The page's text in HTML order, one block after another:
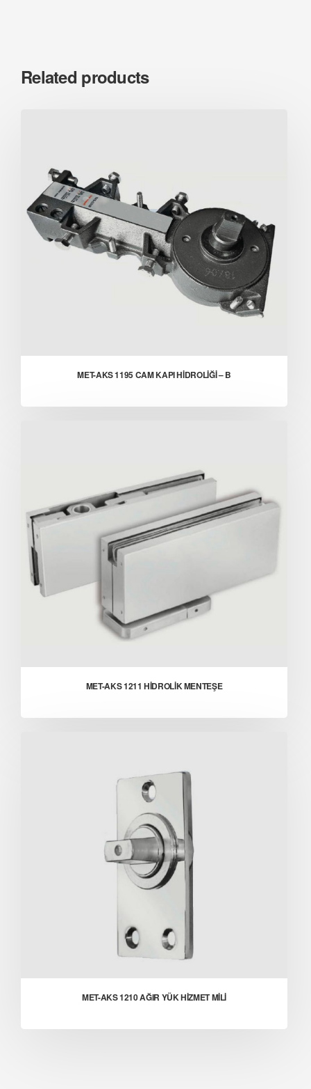
Related products
MET-AKS 1195 CAM KAPI HİDROLİĞİ – B
MET-AKS 1211 HİDROLİK MENTEŞE
MET-AKS 1210 AĞIR YÜK HİZMET MİLİ